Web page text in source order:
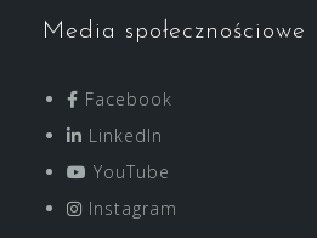
Media społecznościowe
Facebook
LinkedIn
YouTube
Instagram